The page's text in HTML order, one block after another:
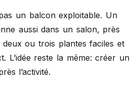
un balcon exploitable. Un
aussi dans un salon, près
deux ou trois plantes faciles et
L’idée reste la même: créer un
l’activité.